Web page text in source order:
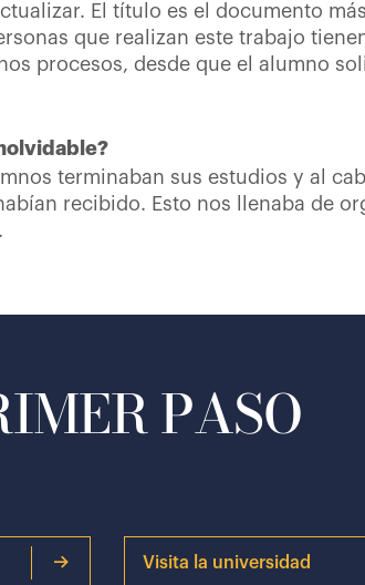
El título es el documento más
que realizan este trabajo
procesos, desde que el alumno
terminaban sus estudios y al
recibido. Esto nos llenaba de
PASO
Visita la universidad